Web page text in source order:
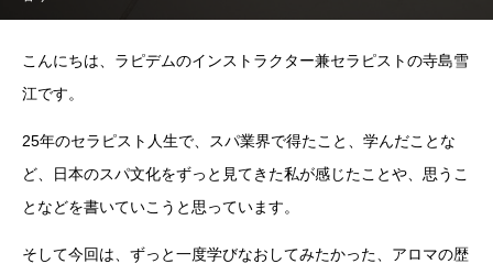
こんにちは、ラピデムのインストラクター兼セラピストの寺島雪
江です。
25年のセラピスト人生で、スパ業界で得たこと、学んだことな
ど、日本のスパ文化をずっと見てきた私が感じたことや、思うこ
となどを書いていこうと思っています。
そして今回は、ずっと一度学びなおしてみたかった、アロマの歴